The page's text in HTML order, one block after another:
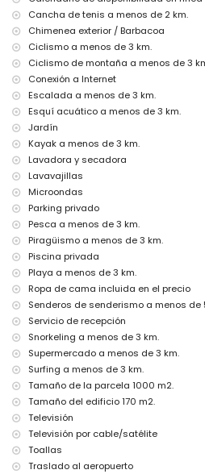
Servicios e instalaciones incluidos en
villa
internet (WiFi)
plancha y tabla de planchar
servicio de recepción y servicio de
calefacción central y aire
Servicios e instalaciones con costo
servicio de traslado al aeropuerto
calefacción de la piscina
cuna para niños (bajo petición)
Entretenimiento y actividades de ocio
Javea, Costa Blanca
teatro, discoteca, bar, paseo marítimo
de 5 kilómetros de la casa)
Monumentos y cultura en Javea,
museo (Casco Histórico, Javea),
ruinas (Casco Histórico, Javea),
Javea), edificio arquitectónico
(Casco Histórico y Javea) (a menos
castillo (Portal de la Vila y Denia) (a
alojamiento)
Deportes
tenis, senderismo, ciclismo de
piragüismo, kayak, pesca, buceo,
acuático (a menos de 5 kilómetros de
golf (Javea Golf Club, Javea) y
de la villa)
Cancha de tenis a menos de 2 km.
Chimenea exterior / Barbacoa
Ciclismo a menos de 3 km.
Ciclismo de montaña a menos de 3
Conexión a Internet
Escalada a menos de 3 km.
Esquí acuático a menos de 3 km.
Jardín
Kayak a menos de 3 km.
Lavadora y secadora
Lavavajillas
Microondas
Parking privado
Pesca a menos de 3 km.
Piragüismo a menos de 3 km.
Piscina privada
Playa a menos de 3 km.
Ropa de cama incluida en el precio
Senderos de senderismo a menos de
Servicio de recepción
Snorkeling a menos de 3 km.
Supermercado a menos de 3 km.
Surfing a menos de 3 km.
Tamaño de la parcela 1000 m2.
Tamaño del edificio 170 m2.
Televisión
Televisión por cable/satélite
Toallas
Traslado al aeropuerto